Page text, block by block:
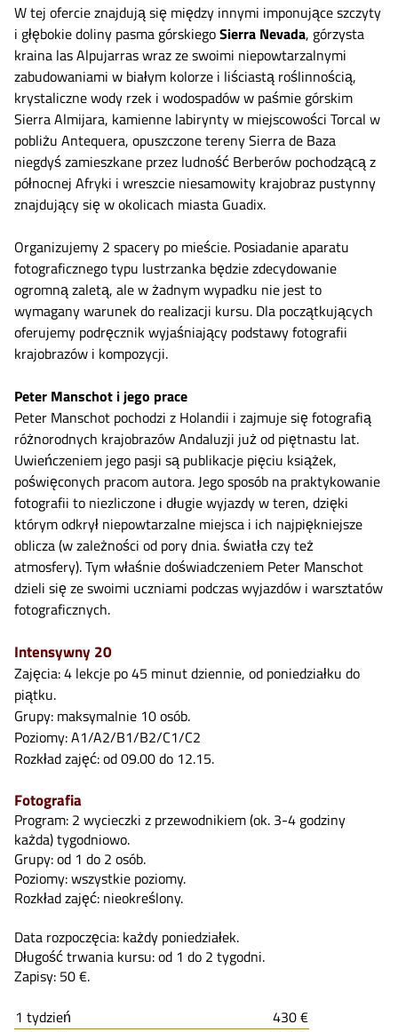
W tej ofercie znajdują się między innymi imponujące szczyty
i głębokie doliny pasma górskiegoSierra Nevada, górzysta
kraina las Alpujarras wraz ze swoimi niepowtarzalnymi
zabudowaniami w białym kolorze i liściastą roślinnością,
krystaliczne wody rzek i wodospadów w paśmie górskim
Sierra Almijara, kamienne labirynty w miejscowości Torcal w
pobliżu Antequera, opuszczone tereny Sierra de Baza
niegdyś zamieszkane przez ludność Berberów pochodzącą z
północnej Afryki i wreszcie niesamowity krajobraz pustynny
znajdujący się w okolicach miasta Guadix.
Organizujemy 2 spacery po mieście. Posiadanie aparatu
fotograficznego typu lustrzanka będzie zdecydowanie
ogromną zaletą, ale w żadnym wypadku nie jest to
wymagany warunek do realizacji kursu. Dla początkujących
oferujemy podręcznik wyjaśniający podstawy fotografii
krajobrazów i kompozycji.
Peter Manschot i jego prace
Peter Manschot pochodzi z Holandii i zajmuje się fotografią
różnorodnych krajobrazów Andaluzji już od piętnastu lat.
Uwieńczeniem jego pasji są publikacje pięciu książek,
poświęconych pracom autora. Jego sposób na praktykowanie
fotografii to niezliczone i długie wyjazdy w teren, dzięki
którym odkrył niepowtarzalne miejsca i ich najpiękniejsze
oblicza (w zależności od pory dnia. światła czy też
atmosfery). Tym właśnie doświadczeniem Peter Manschot
dzieli się ze swoimi uczniami podczas wyjazdów i warsztatów
fotograficznych.
Intensywny 20
Zajęcia: 4 lekcje po 45 minut dziennie, od poniedziałku do
piątku.
Grupy: maksymalnie 10 osób.
Poziomy: A1/A2/B1/B2/C1/C2
Rozkład zajęć: od 09.00 do 12.15.
Fotografia
Program: 2 wycieczki z przewodnikiem (ok. 3-4 godziny
każda) tygodniowo.
Grupy: od 1 do 2 osób.
Poziomy: wszystkie poziomy.
Rozkład zajęć: nieokreślony.
Data rozpoczęcia: każdy poniedziałek.
Długość trwania kursu: od 1 do 2 tygodni.
Zapisy: 50 €.
1 tydzień
430 €